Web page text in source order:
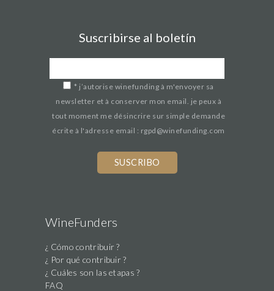
Suscribirse al boletín
* j’autorise winefunding à m'envoyer sa
newsletter et à conserver mon email. je peux à
tout moment me désincrire sur simple demande
écrite à l'adresse email : rgpd@winefunding.com
this
field
WineFunders
¿ Cómo contribuir ?
¿ Por qué contribuir ?
¿ Cuáles son las etapas ?
FAQ